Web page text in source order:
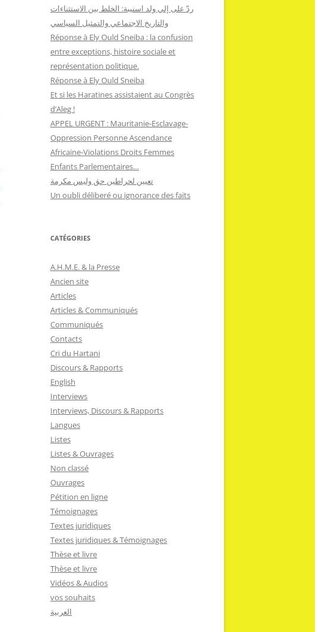
ردّ على إلي ولد اسنيبة: الخلط بين الاستثناءات
والتاريخ الاجتماعي والتمثيل السياسي
Réponse à Ely Ould Sneiba : la confusion
entre exceptions, histoire sociale et
représentation politique.
Réponse à Ely Ould Sneiba
Et si les Haratines assistaient au Congrès
d’Aleg !
APPEL URGENT : Mauritanie-Esclavage-
Oppression Personne Ascendance
Africaine-Violations Droits Femmes
Enfants Parlementaires…
تعيين لحراطين حق وليس مكرمة
Un oubli déliberé ou ignorance des faits
CATÉGORIES
A.H.M.E. & la Presse
Ancien site
Articles
Articles & Communiqués
Communiqués
Contacts
Cri du Hartani
Discours & Rapports
English
Interviews
Interviews, Discours & Rapports
Langues
Listes
Listes & Ouvrages
Non classé
Ouvrages
Pétition en ligne
Témoignages
Textes juridiques
Textes juridiques & Témoignages
Thèse et livre
Thèse et livre
Vidéos & Audios
vos souhaits
العربية